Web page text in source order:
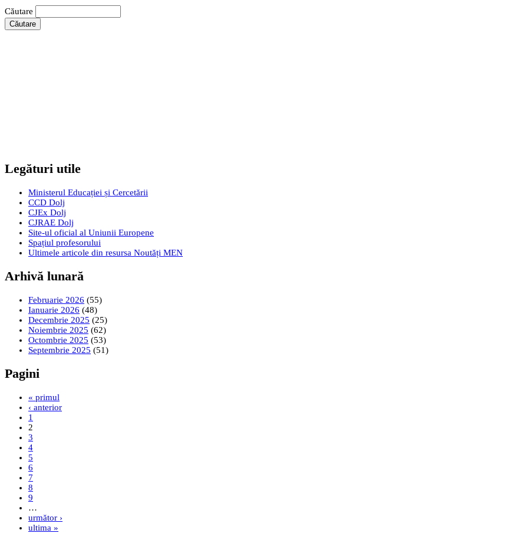
Căutare
Legături utile
Ministerul Educației și Cercetării
CCD Dolj
CJEx Dolj
CJRAE Dolj
Site-ul oficial al Uniunii Europene
Spațiul profesorului
Ultimele articole din resursa Noutăți MEN
Arhivă lunară
Februarie 2026 (55)
Ianuarie 2026 (48)
Decembrie 2025 (25)
Noiembrie 2025 (62)
Octombrie 2025 (53)
Septembrie 2025 (51)
Pagini
« primul
‹ anterior
1
2
3
4
5
6
7
8
9
…
următor ›
ultima »